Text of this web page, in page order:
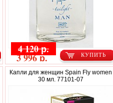
КУПИТЬ
4 120 р.
3 996 р.
Капли для женщин Spain Fly women
30 мл. 77101-07